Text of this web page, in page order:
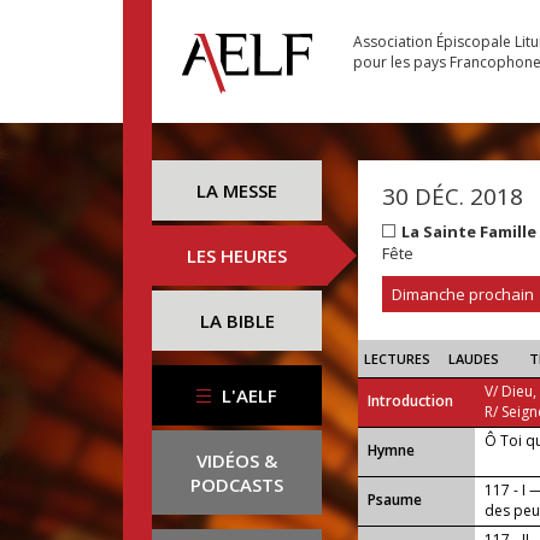
Association Épiscopale
pour les pays
LA MESSE
LES HEURES
LA BIBLE
L'AELF
VIDÉOS &
PODCASTS
30 DÉC. 2018
La Sainte
Fête
Dimanche prochain
LECTURES LAUDES
Introduction
V/
R/
...
Hymne Ô Toi
Psaume
117 - I
des